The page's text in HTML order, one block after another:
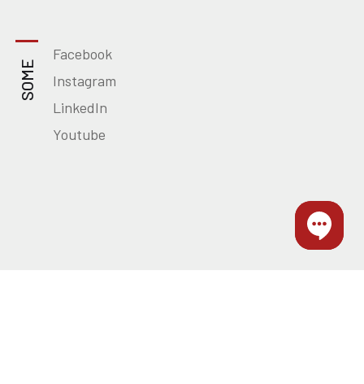
SOME
Facebook
Instagram
LinkedIn
Youtube